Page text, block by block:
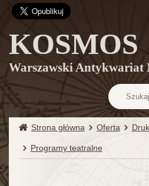
KOSMOS
Warszawski Antykwariat
Strona główna Oferta
Programy teatralne